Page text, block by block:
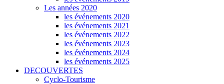
Les années 2020
les événements 2020
les événements 2021
les événements 2022
les événements 2023
les événements 2024
les événements 2025
DECOUVERTES
Cyclo-Tourisme